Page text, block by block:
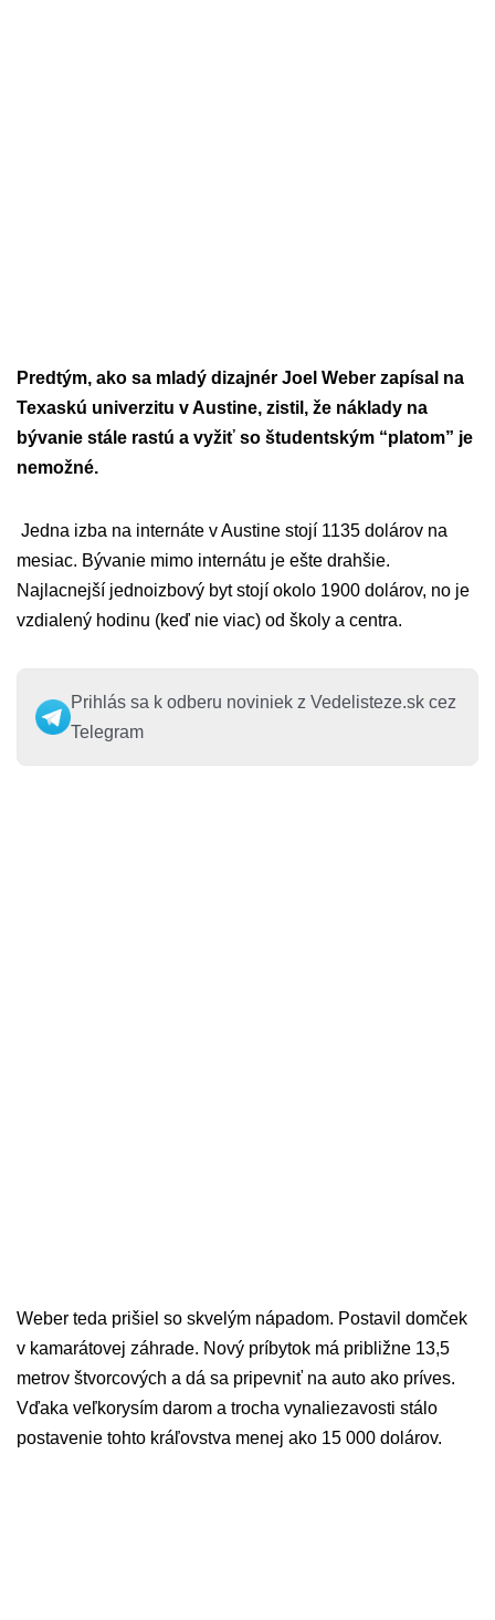
Predtým, ako sa mladý dizajnér Joel Weber zapísal na
Texaskú univerzitu v Austine, zistil, že náklady na
bývanie stále rastú a vyžiť so študentským “platom” je
nemožné.
Jedna izba na internáte v Austine stojí 1135 dolárov na
mesiac. Bývanie mimo internátu je ešte drahšie.
Najlacnejší jednoizbový byt stojí okolo 1900 dolárov, no je
vzdialený hodinu (keď nie viac) od školy a centra.
Prihlás sa k odberu noviniek z Vedelisteze.sk cez
Telegram
Weber teda prišiel so skvelým nápadom. Postavil domček
v kamarátovej záhrade. Nový príbytok má približne 13,5
metrov štvorcových a dá sa pripevniť na auto ako príves.
Vďaka veľkorysím darom a trocha vynaliezavosti stálo
postavenie tohto kráľovstva menej ako 15 000 dolárov.